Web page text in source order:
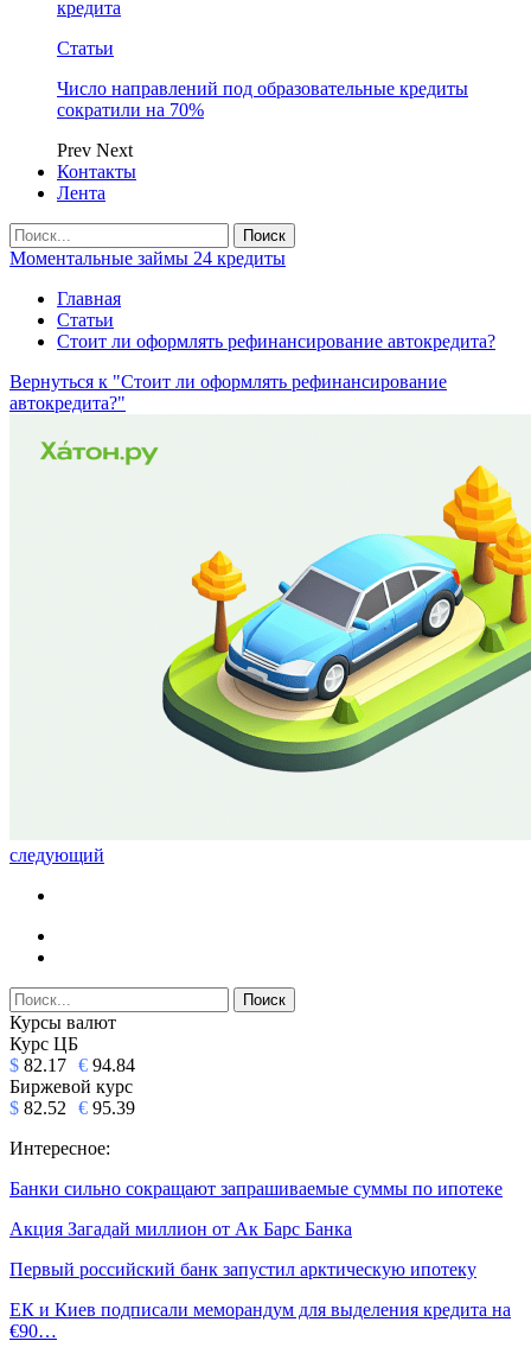
кредита
Статьи
Число направлений под образовательные кредиты
сократили на 70%
Prev Next
Контакты
Лента
Моментальные займы 24 кредиты
Главная
Статьи
Стоит ли оформлять рефинансирование автокредита?
Вернуться к "Стоит ли оформлять рефинансирование
автокредита?"
следующий
Курсы валют
Курс ЦБ
$ 82.17 € 94.84
Биржевой курс
$ 82.52 € 95.39
Интересное:
Банки сильно сокращают запрашиваемые суммы по ипотеке
Акция Загадай миллион от Ак Барс Банка
Первый российский банк запустил арктическую ипотеку
ЕК и Киев подписали меморандум для выделения кредита на
€90…